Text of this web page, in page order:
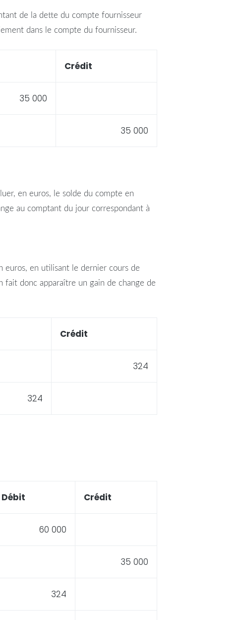
de la dette du compte fournisseur
dans le compte du fournisseur.
Crédit
35 000
35 000
en euros, le solde du compte en
au comptant du jour correspondant à
en utilisant le dernier cours de
fait donc apparaître un gain de change de
Crédit
324
324
Débit Crédit
60 000
35 000
324